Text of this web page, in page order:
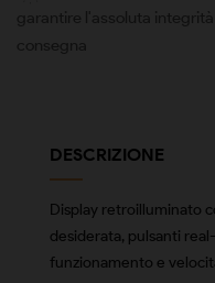
DESCRIZIONE
Display retroilluminato
desiderata, pulsanti
funzionamento e